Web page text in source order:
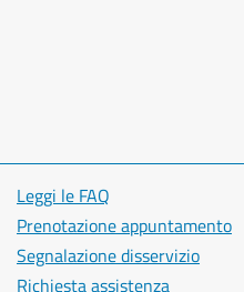
Leggi le FAQ
Prenotazione appuntamento
Segnalazione disservizio
Richiesta assistenza